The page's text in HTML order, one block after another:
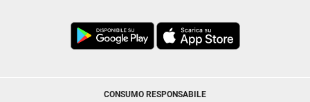
CONSUMO RESPONSABILE